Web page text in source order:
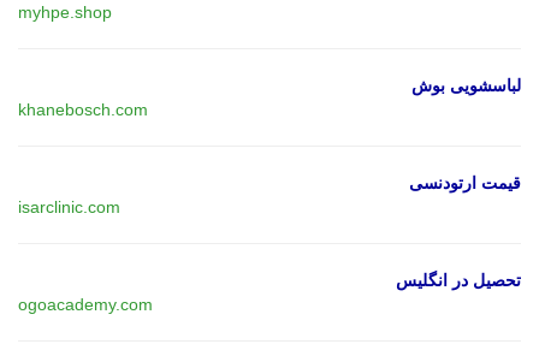
myhpe.shop
لباسشویی بوش
khanebosch.com
قیمت ارتودنسی
isarclinic.com
تحصیل در انگلیس
ogoacademy.com